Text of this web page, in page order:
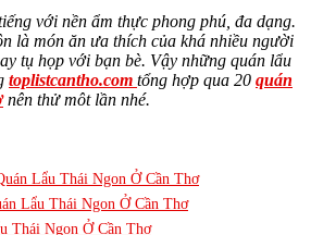
với nền ẩm thực phong phú, đa dạng.
là món ăn ưa thích của khá nhiều người
tụ họp với bạn bè. Vậy những quán lẩu
toplistcantho.com tổng hợp qua 20 quán
nên thử môt lần nhé.
Lẩu Thái Ngon Ở Cần Thơ
Lẩu Thái Ngon Ở Cần Thơ
Thái Ngon Ở Cần Thơ